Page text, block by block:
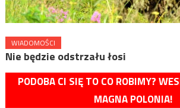
WIADOMOŚCI
Nie będzie odstrzału łosi
PODOBA CI SIĘ TO CO ROBIMY?
MAGNA POLONIA!